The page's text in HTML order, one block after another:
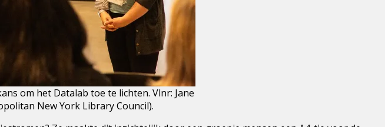
om het Datalab toe te lichten. Vlnr: Jane
New York Library Council).